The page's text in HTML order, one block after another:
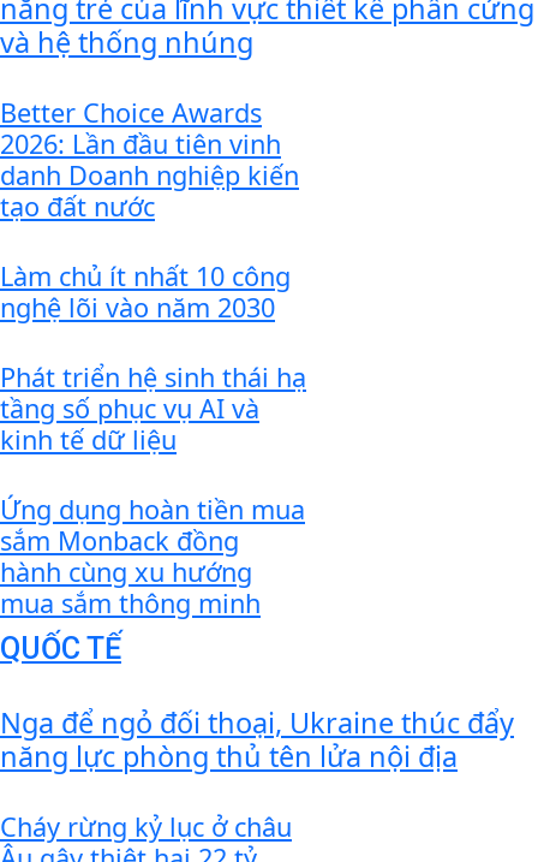
năng trẻ của lĩnh vực thiết kế phần cứng
và hệ thống nhúng
Better Choice Awards
2026: Lần đầu tiên vinh
danh Doanh nghiệp kiến
tạo đất nước
Làm chủ ít nhất 10 công
nghệ lõi vào năm 2030
Phát triển hệ sinh thái hạ
tầng số phục vụ AI và
kinh tế dữ liệu
Ứng dụng hoàn tiền mua
sắm Monback đồng
hành cùng xu hướng
mua sắm thông minh
QUỐC TẾ
Nga để ngỏ đối thoại, Ukraine thúc đẩy
năng lực phòng thủ tên lửa nội địa
Cháy rừng kỷ lục ở châu